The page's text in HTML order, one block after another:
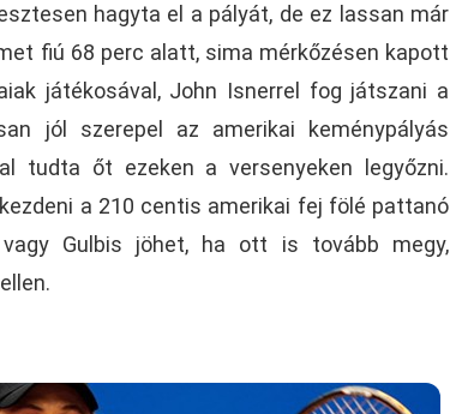
hagyta el a pályát, de ez lassan már
fiú 68 perc alatt, sima mérkőzésen kapott
játékosával, John Isnerrel fog játszani a
jól szerepel az amerikai keménypályás
tudta őt ezeken a versenyeken legyőzni.
a 210 centis amerikai fej fölé pattanó
vagy Gulbis jöhet, ha ott is tovább megy,